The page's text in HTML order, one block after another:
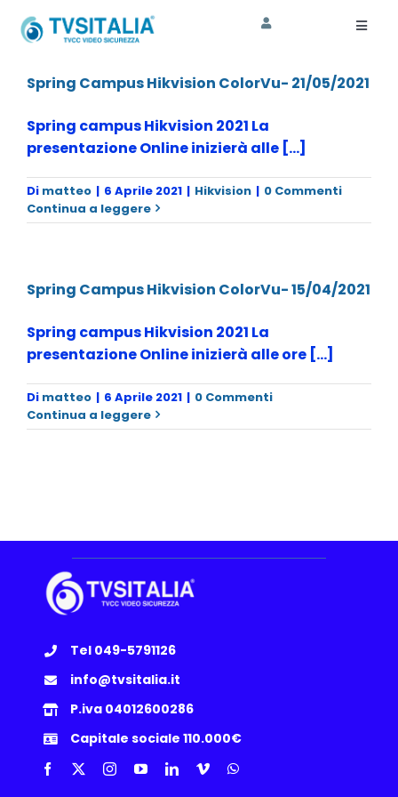
HOME
AZIENDA
SOSTENIBILITA’
Spring Campus Hikvision ColorVu- 21/05/2021
Spring campus Hikvision 2021 La
presentazione Online inizierà alle [...]
Di matteo | 6 Aprile 2021 | Hikvision | 0 Commenti
Continua a leggere
Spring Campus Hikvision ColorVu- 15/04/2021
Spring campus Hikvision 2021 La
presentazione Online inizierà alle ore [...]
Di matteo | 6 Aprile 2021 | 0 Commenti
Continua a leggere
Tel 049-5791126
info@tvsitalia.it
P.iva 04012600286
Capitale sociale 110.000€